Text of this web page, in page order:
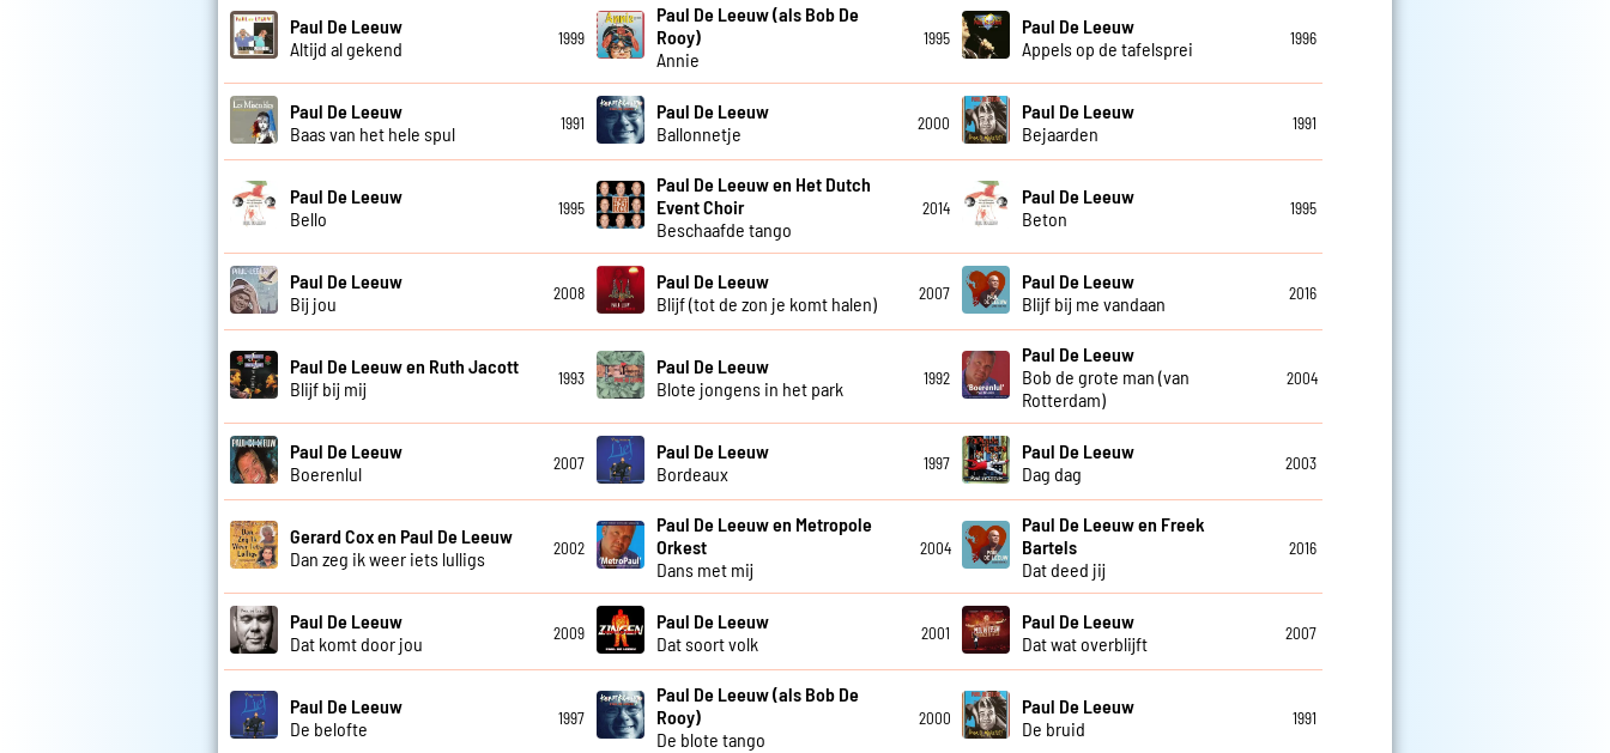
Paul De Leeuw
Altijd al gekend
1999
Paul De Leeuw (als Bob De
Rooy)
Annie
1995
Paul De Leeuw
Appels op de tafelsprei
1996
Paul De Leeuw
Baas van het hele spul
1991
Paul De Leeuw
Ballonnetje
2000
Paul De Leeuw
Bejaarden
1991
Paul De Leeuw
Bello
1995
Paul De Leeuw en Het Dutch
Event Choir
Beschaafde tango
2014
Paul De Leeuw
Beton
1995
Paul De Leeuw
Bij jou
2008
Paul De Leeuw
Blijf (tot de zon je komt halen)
2007
Paul De Leeuw
Blijf bij me vandaan
2016
Paul De Leeuw en Ruth Jacott
Blijf bij mij
1993
Paul De Leeuw
Blote jongens in het park
1992
Paul De Leeuw
Bob de grote man (van
Rotterdam)
2004
Paul De Leeuw
Boerenlul
2007
Paul De Leeuw
Bordeaux
1997
Paul De Leeuw
Dag dag
2003
Gerard Cox en Paul De Leeuw
Dan zeg ik weer iets lulligs
2002
Paul De Leeuw en Metropole
Orkest
Dans met mij
2004
Paul De Leeuw en Freek
Bartels
Dat deed jij
2016
Paul De Leeuw
Dat komt door jou
2009
Paul De Leeuw
Dat soort volk
2001
Paul De Leeuw
Dat wat overblijft
2007
Paul De Leeuw
De belofte
1997
Paul De Leeuw (als Bob De
Rooy)
De blote tango
2000
Paul De Leeuw
De bruid
1991